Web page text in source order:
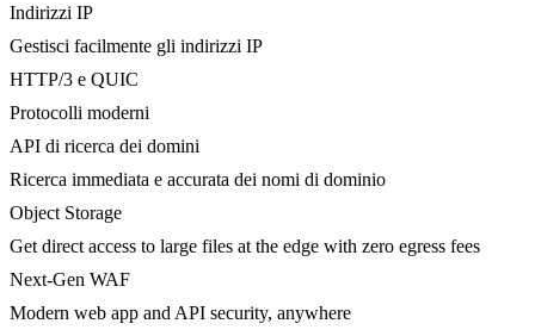
Indirizzi IP
Gestisci facilmente gli indirizzi IP
HTTP/3 e QUIC
Protocolli moderni
API di ricerca dei domini
Ricerca immediata e accurata dei nomi di dominio
Object Storage
Get direct access to large files at the edge with zero egress fees
Next-Gen WAF
Modern web app and API security, anywhere